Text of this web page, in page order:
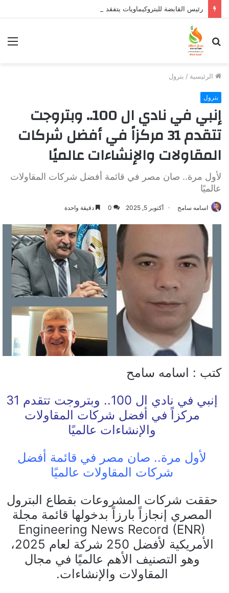
بحث
عن
الرئيسية / بترول
بترول
إنبي في نادي ال 100.. وبتروجت
تتقدم 31 مركزاً في أفضل شركات
المقاولات والإنشاءات عالميًا
لأول مرة.. صان مصر في قائمة أفضل شركات المقاولات
عالميًا
اسامه سامح أكتوبر 5, 2025 0 دقيقة واحدة
كتب : اسامه سامح
إنبي في نادي ال 100.. وبتروجت تتقدم 31
مركزاً في أفضل شركات المقاولات
والإنشاءات عالميًا
لأول مرة.. صان مصر في قائمة أفضل
شركات المقاولات عالميًا
حققت شركات المشروعات بقطاع البترول
المصري إنجازاً بارزاً بدخولها قائمة مجلة
Engineering News Record (ENR)
الأمريكية لأفضل 250 شركة لعام 2025،
وهو التصنيف الأهم عالميًا في مجال
المقاولات والإنشاءات.